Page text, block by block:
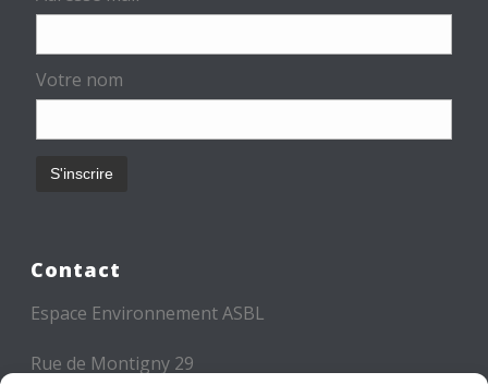
Votre nom
Contact
Espace Environnement ASBL
Rue de Montigny 29